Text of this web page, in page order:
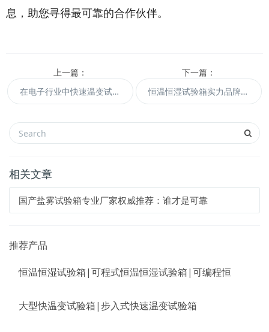
息，助您寻得最可靠的合作伙伴。
上一篇：
在电子行业中快速温变试验箱的应用实例
下一篇：
恒温恒湿试验箱实力品牌有哪些？
相关文章
国产盐雾试验箱专业厂家权威推荐：谁才是可靠
推荐产品
恒温恒湿试验箱|可程式恒温恒湿试验箱|可编程恒
大型快温变试验箱|步入式快速温变试验箱